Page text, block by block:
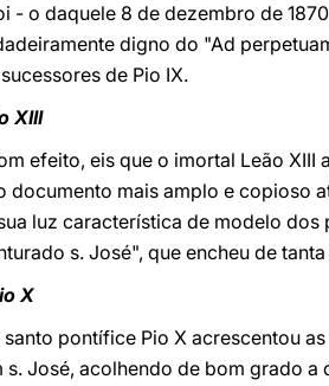
- o daquele 8 de dezembro de
digno do "Ad
de Pio IX.
XIII
efeito, eis que o imortal Leão
documento mais amplo e copioso
luz característica de modelo
s. José", que encheu de
X
santo pontífice Pio X acrescentou
s. José, acolhendo de bom grado